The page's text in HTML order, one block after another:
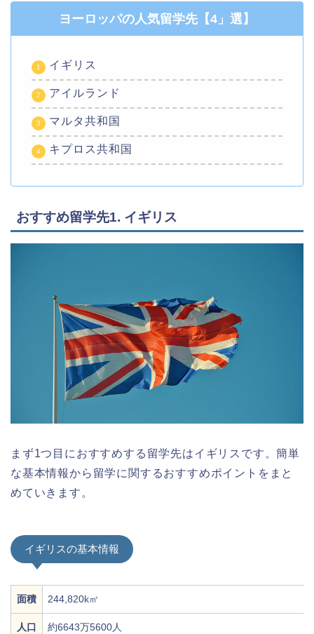
ヨーロッパの人気留学先【4」選】
イギリス
アイルランド
マルタ共和国
キプロス共和国
おすすめ留学先1. イギリス
まず1つ目におすすめする留学先はイギリスです。簡単
な基本情報から留学に関するおすすめポイントをまと
めていきます。
イギリスの基本情報
面積 244,820k㎡
人口 約6643万5600人